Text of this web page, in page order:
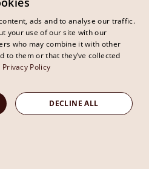
ads and to analyse our traffic.
your use of our site with our
who may combine it with other
to them or that they’ve collected
Privacy Policy
DECLINE ALL